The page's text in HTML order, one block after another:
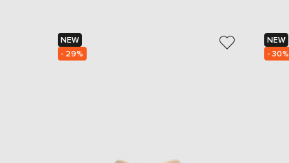
NEW
- 29%
NEW
- 30%